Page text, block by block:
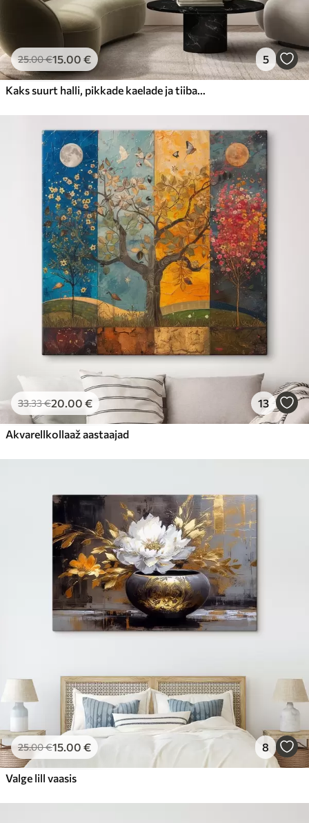
25.00€15.00 € 5
Kaks suurt halli, pikkade kaelade ja tiibadega kraanat, mis seisavad puudest ümbritsetud udujärves
33.33€20.00 € 13
Akvarellkollaaž aastaajad
25.00€15.00 € 8
Valge lill vaasis